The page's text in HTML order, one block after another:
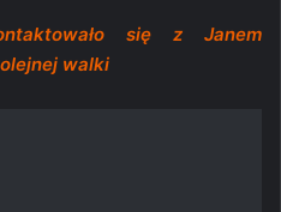
się z Janem
walki